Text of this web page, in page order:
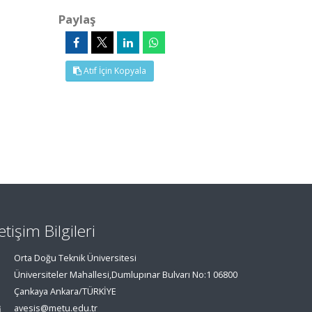
Paylaş
Atıf İçin Kopyala
Bilgileri
Orta Doğu Teknik Üniversitesi
Üniversiteler Mahallesi,Dumlupınar Bulvarı No:1 06800
Çankaya Ankara/TÜRKİYE
avesis@metu.edu.tr